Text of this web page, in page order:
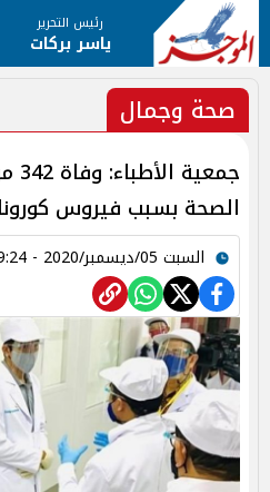
رئيس التحرير
ياسر بركات
صحة وجمال
الصحة بسبب فيروس كورونا
السبت 05/ديسمبر/2020 - 09:24 م